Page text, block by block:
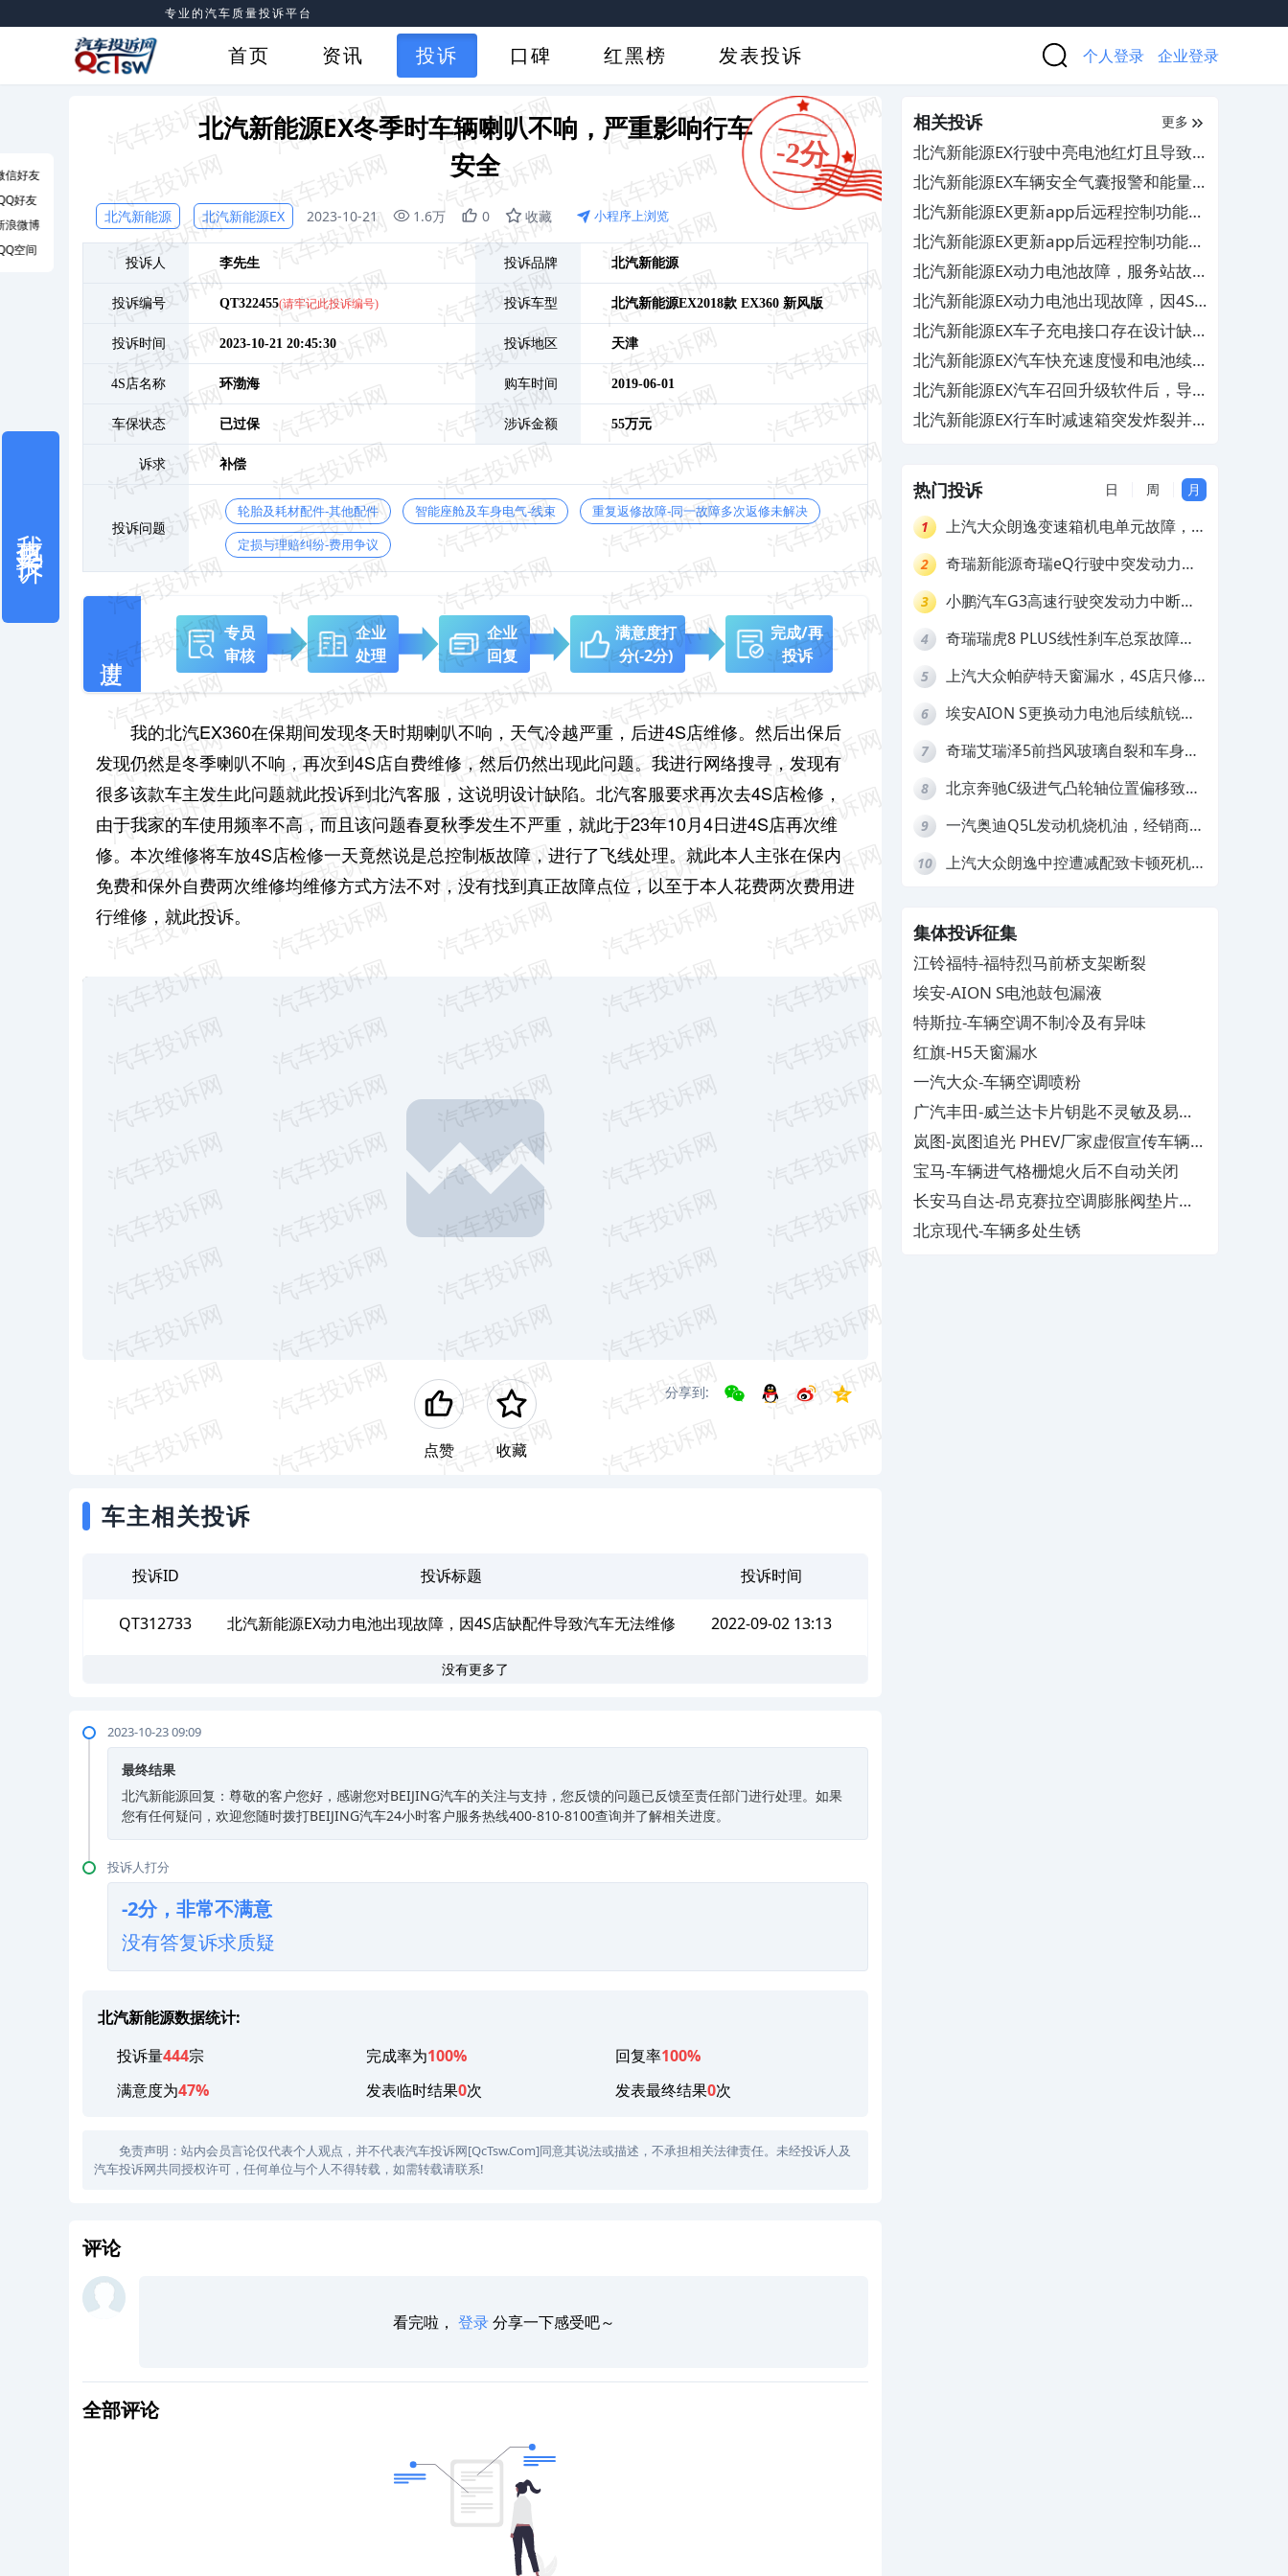
专业的汽车质量投诉平台
首页 资讯 投诉 口碑 红黑榜 发表投诉 个人登录 企业登录
-2分
北汽新能源EX冬季时车辆喇叭不响，严重影响行车
安全
北汽新能源 北汽新能源EX 2023-10-21 1.6万 0 收藏 小程序上浏览
投诉人 李先生 投诉品牌 北汽新能源
投诉编号 QT322455(请牢记此投诉编号) 投诉车型 北汽新能源EX2018款 EX360 新风版
投诉时间 2023-10-21 20:45:30 投诉地区 天津
4S店名称 环渤海 购车时间 2019-06-01
车保状态 已过保 涉诉金额 55万元
诉求 补偿
投诉问题
轮胎及耗材配件-其他配件 智能座舱及车身电气-线束 重复返修故障-同一故障多次返修未解决
定损与理赔纠纷-费用争议
专员
审核
企业
处理
企业
回复
满意度打
分(-2分)
完成/再
投诉
我的北汽EX360在保期间发现冬天时期喇叭不响，天气冷越严重，后进4S店维修。然后出保后
发现仍然是冬季喇叭不响，再次到4S店自费维修，然后仍然出现此问题。我进行网络搜寻，发现有
很多该款车主发生此问题就此投诉到北汽客服，这说明设计缺陷。北汽客服要求再次去4S店检修，
由于我家的车使用频率不高，而且该问题春夏秋季发生不严重，就此于23年10月4日进4S店再次维
修。本次维修将车放4S店检修一天竟然说是总控制板故障，进行了飞线处理。就此本人主张在保内
免费和保外自费两次维修均维修方式方法不对，没有找到真正故障点位，以至于本人花费两次费用进
行维修，就此投诉。
点赞 收藏
分享到:
车主相关投诉
投诉ID 投诉标题 投诉时间
QT312733 北汽新能源EX动力电池出现故障，因4S店缺配件导致汽车无法维修 2022-09-02 13:13
没有更多了
2023-10-23 09:09
最终结果
北汽新能源回复：尊敬的客户您好，感谢您对BEIJING汽车的关注与支持，您反馈的问题已反馈至责任部门进行处理。如果
您有任何疑问，欢迎您随时拨打BEIJING汽车24小时客户服务热线400-810-8100查询并了解相关进度。
投诉人打分
-2分，非常不满意
没有答复诉求质疑
北汽新能源数据统计:
投诉量444宗 完成率为100% 回复率100%
满意度为47% 发表临时结果0次 发表最终结果0次
免责声明：站内会员言论仅代表个人观点，并不代表汽车投诉网[QcTsw.Com]同意其说法或描述，不承担相关法律责任。未经投诉人及
汽车投诉网共同授权许可，任何单位与个人不得转载，如需转载请联系!
评论
看完啦， 登录分享一下感受吧～
全部评论
相关投诉 更多
北汽新能源EX行驶中亮电池红灯且导致
电池衰减严重，4S店多次维修无果
北汽新能源EX车辆安全气囊报警和能量
回收无法调节及刹车故障，厂家不予索赔
北汽新能源EX更新app后远程控制功能被
删减，造成行车中存在安全隐患
北汽新能源EX更新app后远程控制功能被
删减，造成行车中存在安全隐患
北汽新能源EX动力电池故障，服务站故
意拖延维修时间且拒不提供维修单
北汽新能源EX动力电池出现故障，因4S
店缺配件导致汽车无法维修
北汽新能源EX车子充电接口存在设计缺
陷问题，且维修费用极高
北汽新能源EX汽车快充速度慢和电池续
航能力低，要求厂家给予解决
北汽新能源EX汽车召回升级软件后，导
致续航严重不足和快充速度受限
北汽新能源EX行车时减速箱突发炸裂并
热门投诉 日 周 月
1
上汽大众朗逸变速箱机电单元故障，厂
2
奇瑞新能源奇瑞eQ行驶中突发动力受
拒绝三电质保
3
小鹏汽车G3高速行驶突发动力中断，
4
奇瑞瑞虎8 PLUS线性刹车总泵故障，
5
上汽大众帕萨特天窗漏水，4S店只修
6
埃安AION S更换动力电池后续航锐
7
奇瑞艾瑞泽5前挡风玻璃自裂和车身多
8
北京奔驰C级进气凸轮轴位置偏移致发
9
一汽奥迪Q5L发动机烧机油，经销商推
10
上汽大众朗逸中控遭减配致卡顿死机，
集体投诉征集
江铃福特-福特烈马前桥支架断裂
埃安-AION S电池鼓包漏液
特斯拉-车辆空调不制冷及有异味
红旗-H5天窗漏水
一汽大众-车辆空调喷粉
广汽丰田-威兰达卡片钥匙不灵敏及易消
磁
岚图-岚图追光 PHEV厂家虚假宣传车辆配
置与功能
宝马-车辆进气格栅熄火后不自动关闭
长安马自达-昂克赛拉空调膨胀阀垫片生
锈
北京现代-车辆多处生锈
信好友
好友
浪微博
空间